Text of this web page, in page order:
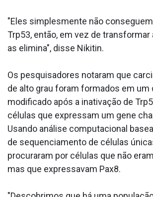
"Eles simplesmente não
Trp53, então, em vez de transformar
as elimina", disse Nikitin.
Os pesquisadores notaram que
de alto grau foram formados em um
modificado após a inativação de
células que expressam um gene
Usando análise computacional
de sequenciamento de células
procuraram por células que não
mas que expressavam Pax8.